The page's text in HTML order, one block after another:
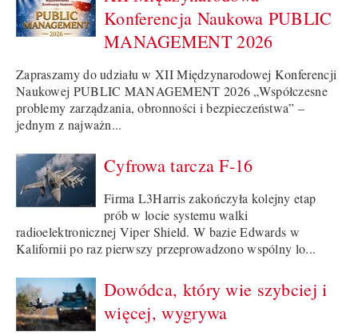
Konferencja Naukowa PUBLIC
MANAGEMENT 2026
Zapraszamy do udziału w XII Międzynarodowej Konferencji
Naukowej PUBLIC MANAGEMENT 2026 „Współczesne
problemy zarządzania, obronności i bezpieczeństwa” –
jednym z najważn...
Cyfrowa tarcza F-16
Firma L3Harris zakończyła kolejny etap
prób w locie systemu walki
radioelektronicznej Viper Shield. W bazie Edwards w
Kalifornii po raz pierwszy przeprowadzono wspólny lo...
Dowódca, który wie szybciej i
więcej, wygrywa